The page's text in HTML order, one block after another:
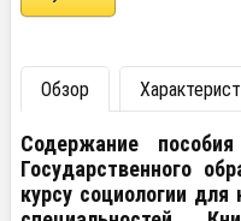
Обзор
Содержание
Государственного
курсу социологии для